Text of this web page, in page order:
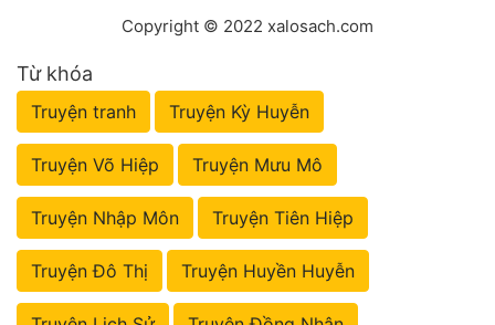
Copyright © 2022 xalosach.com
Từ khóa
Truyện tranh Truyện Kỳ Huyễn
Truyện Võ Hiệp Truyện Mưu Mô
Truyện Nhập Môn Truyện Tiên Hiệp
Truyện Đô Thị Truyện Huyền Huyễn